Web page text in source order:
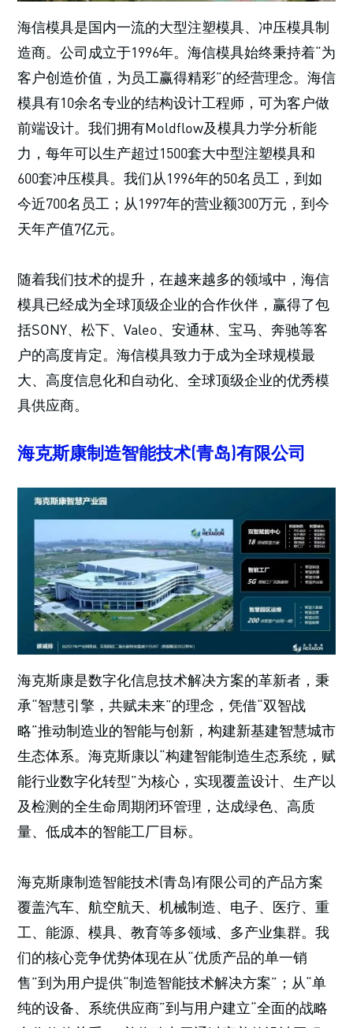
海信模具是国内一流的大型注塑模具、冲压模具制
造商。公司成立于1996年。海信模具始终秉持着“为
客户创造价值，为员工赢得精彩”的经营理念。海信
模具有10余名专业的结构设计工程师，可为客户做
前端设计。我们拥有Moldflow及模具力学分析能
力，每年可以生产超过1500套大中型注塑模具和
600套冲压模具。我们从1996年的50名员工，到如
今近700名员工；从1997年的营业额300万元，到今
天年产值7亿元。
随着我们技术的提升，在越来越多的领域中，海信
模具已经成为全球顶级企业的合作伙伴，赢得了包
括SONY、松下、Valeo、安通林、宝马、奔驰等客
户的高度肯定。海信模具致力于成为全球规模最
大、高度信息化和自动化、全球顶级企业的优秀模
具供应商。
海克斯康制造智能技术(青岛)有限公司
海克斯康是数字化信息技术解决方案的革新者，秉
承“智慧引擎，共赋未来”的理念，凭借“双智战
略”推动制造业的智能与创新，构建新基建智慧城市
生态体系。海克斯康以“构建智能制造生态系统，赋
能行业数字化转型”为核心，实现覆盖设计、生产以
及检测的全生命周期闭环管理，达成绿色、高质
量、低成本的智能工厂目标。
海克斯康制造智能技术(青岛)有限公司的产品方案
覆盖汽车、航空航天、机械制造、电子、医疗、重
工、能源、模具、教育等多领域、多产业集群。我
们的核心竞争优势体现在从“优质产品的单一销
售”到为用户提供“制造智能技术解决方案”；从“单
纯的设备、系统供应商”到与用户建立“全面的战略